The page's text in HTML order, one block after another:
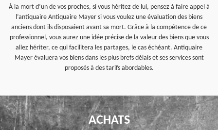
À la mort d’un de vos proches, si vous héritez de lui, pensez à faire appel à
l’antiquaire Antiquaire Mayer si vous voulez une évaluation des biens
anciens dont ils disposaient avant sa mort. Grâce à la compétence de ce
professionnel, vous aurez une idée précise de la valeur des biens que vous
allez hériter, ce qui facilitera les partages, le cas échéant. Antiquaire
Mayer évaluera vos biens dans les plus brefs délais et ses services sont
proposés à des tarifs abordables.
ACHATS